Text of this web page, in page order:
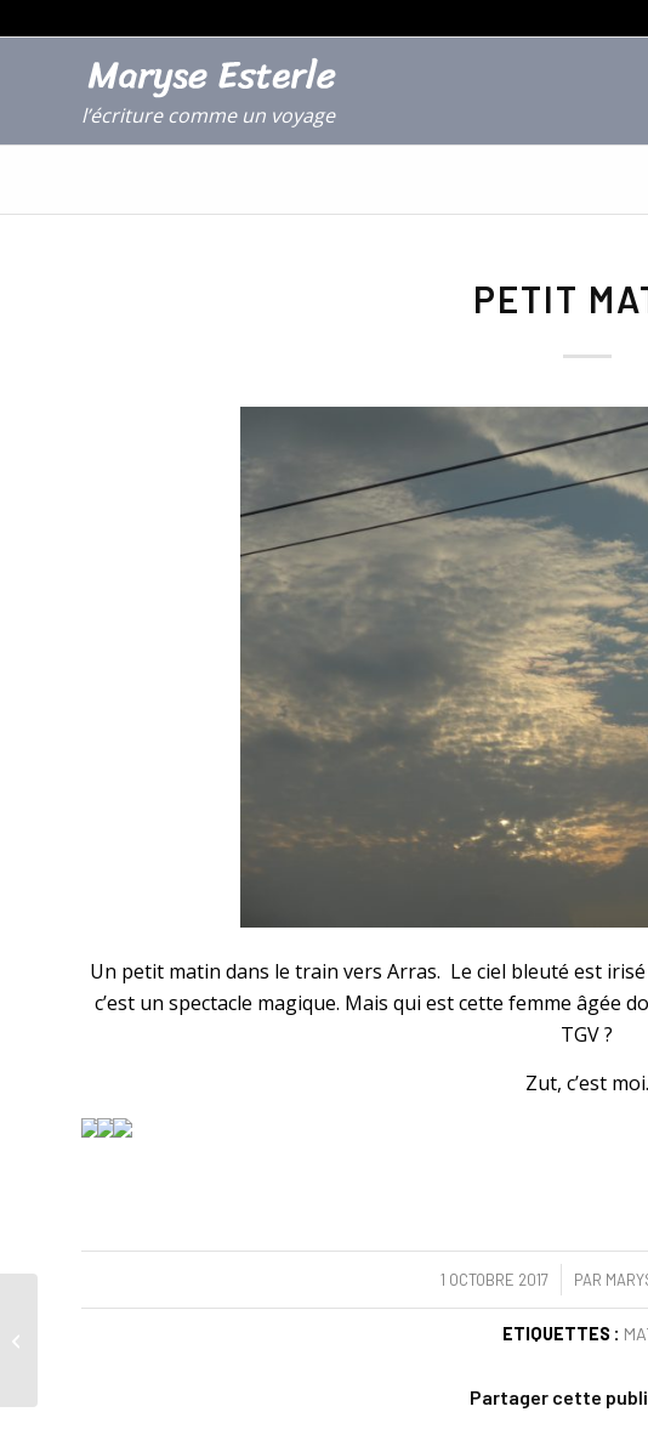
l’écriture comme un voyage
PETIT
Un petit matin dans le train vers Arras. Le ciel bleuté est
c’est un spectacle magique. Mais qui est cette femme âgée
TGV ?
Zut, c’est moi.
1 OCTOBRE 2017
/ PAR
ETIQUETTES :
Partager cette